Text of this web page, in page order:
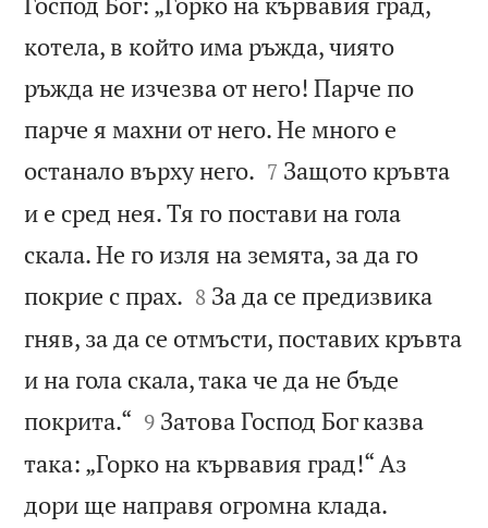
котела, в който има ръжда, чиято
ръжда не изчезва от него! Парче по
парче я махни от него. Не много е
останало върху него. 

7 Защото кръвта
и е сред нея. Тя го постави на гола
скала. Не го изля на земята, за да го
покрие с прах. 

8 За да се предизвика
гняв, за да се отмъсти, поставих кръвта
и на гола скала, така че да не бъде
покрита.“ 

9 Затова Господ Бог казва
така: „Горко на кървавия град!“ Аз
дори ще направя огромна клада.